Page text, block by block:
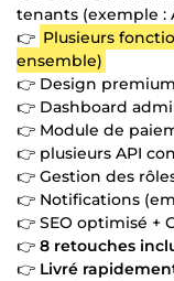
tenants (exemple :
👉 Plusieurs
ensemble)
👉 Design
👉 Dashboard
👉 Module de
👉 plusieurs API
👉 Gestion des
👉 Notifications
👉 SEO optimisé +
👉 8 retouches
👉 Livré